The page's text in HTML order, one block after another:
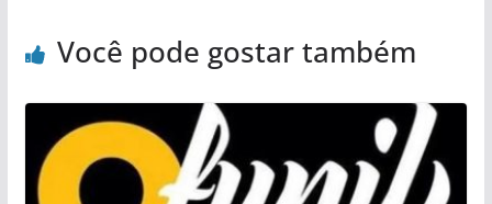
Você pode gostar também